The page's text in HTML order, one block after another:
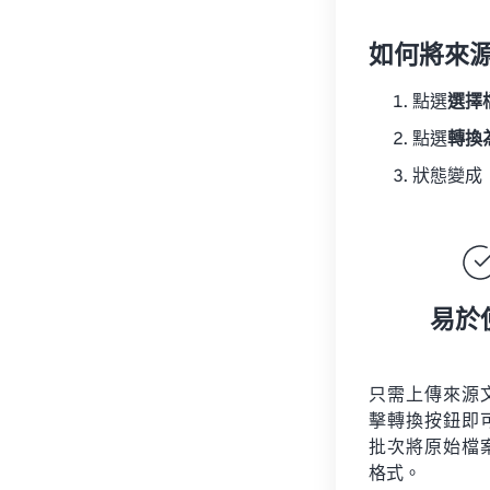
如何將來
點選選擇
點選轉換
狀態變成
易於
只需上傳來源
擊轉換按鈕即
批次將原始檔
格式。